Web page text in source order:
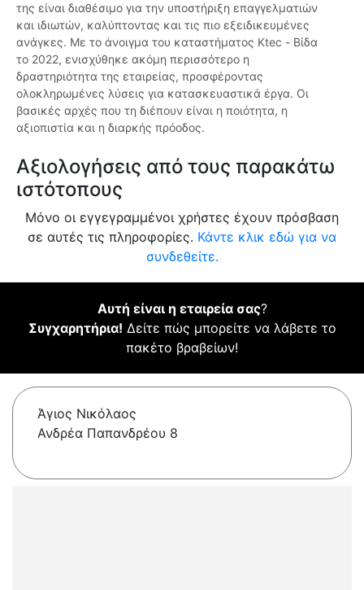
της είναι διαθέσιμο για την υποστήριξη επαγγελματιών
και ιδιωτών, καλύπτοντας και τις πιο εξειδικευμένες
ανάγκες. Με το άνοιγμα του καταστήματος Ktec - Βίδα
το 2022, ενισχύθηκε ακόμη περισσότερο η
δραστηριότητα της εταιρείας, προσφέροντας
ολοκληρωμένες λύσεις για κατασκευαστικά έργα. Οι
βασικές αρχές που τη διέπουν είναι η ποιότητα, η
αξιοπιστία και η διαρκής πρόοδος.
Αξιολογήσεις από τους παρακάτω
ιστότοπους
Μόνο οι εγγεγραμμένοι χρήστες έχουν πρόσβαση
σε αυτές τις πληροφορίες. Κάντε κλικ εδώ για να
συνδεθείτε.
Αυτή είναι η εταιρεία σας?
Συγχαρητήρια! Δείτε πώς μπορείτε να λάβετε το
πακέτο βραβείων!
Άγιος Νικόλαος
Ανδρέα Παπανδρέου 8